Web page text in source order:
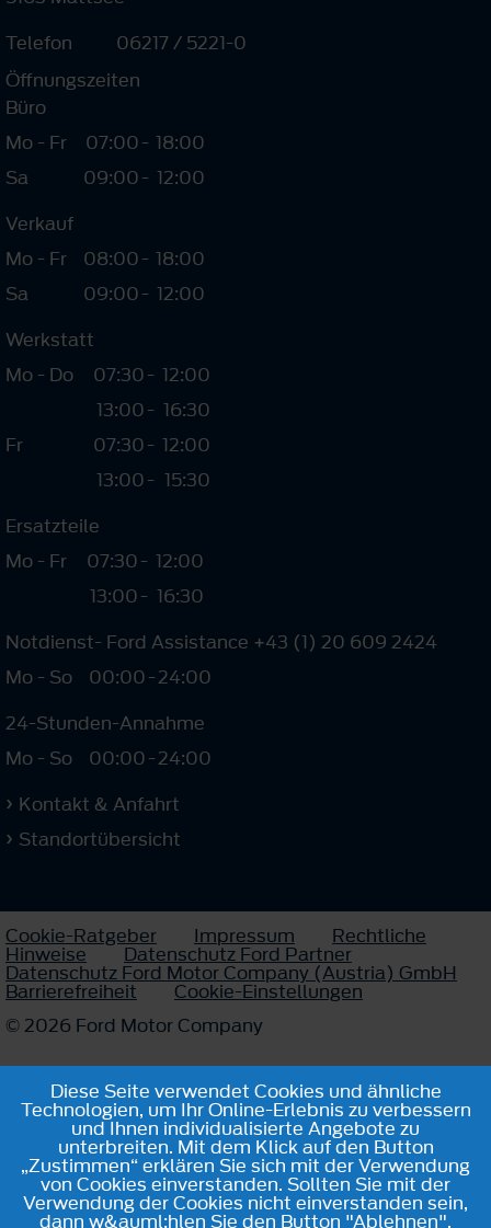
Telefon
06217 / 5221-0
Öffnungszeiten
Büro
Mo - Fr
07:00- 18:00
Sa
09:00- 12:00
Verkauf
Mo - Fr
08:00- 18:00
Sa
09:00- 12:00
Werkstatt
Mo - Do
07:30
13:00
-
-
12:00
16:30
Fr
07:30
13:00
-
-
12:00
15:30
Ersatzteile
Mo - Fr
07:30
13:00
-
-
12:00
16:30
Notdienst- Ford Assistance +43 (1) 20 609 2424
Mo - So
00:00-24:00
24-Stunden-Annahme
Mo - So
00:00-24:00
Kontakt & Anfahrt
Standortübersicht
Cookie-Ratgeber Impressum Rechtliche
Hinweise Datenschutz Ford Partner
Datenschutz Ford Motor Company (Austria) GmbH
Barrierefreiheit
Cookie-Einstellungen
© 2026 Ford Motor Company
Diese Seite verwendet Cookies und ähnliche
Technologien, um Ihr Online-Erlebnis zu verbessern
und Ihnen individualisierte Angebote zu
unterbreiten. Mit dem Klick auf den Button
„Zustimmen“ erklären Sie sich mit der Verwendung
von Cookies einverstanden. Sollten Sie mit der
Verwendung der Cookies nicht einverstanden sein,
dann w&auml;hlen Sie den Button "Ablehnen".